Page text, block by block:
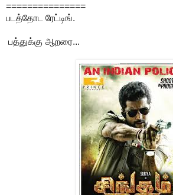
===============
படத்தோட ரேட்டிங்.
பத்துக்கு ஆறரை...